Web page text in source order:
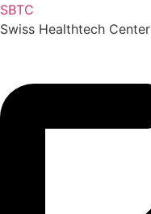
SBTC
Swiss Healthtech Center